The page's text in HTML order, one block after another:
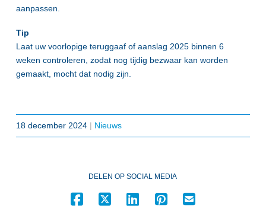
aanpassen.
Tip
Laat uw voorlopige teruggaaf of aanslag 2025 binnen 6
weken controleren, zodat nog tijdig bezwaar kan worden
gemaakt, mocht dat nodig zijn.
18 december 2024| Nieuws
DELEN OP SOCIAL MEDIA